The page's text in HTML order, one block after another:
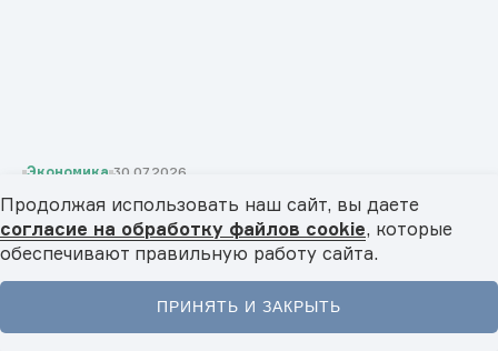
Главная Новости Видео Подкасты Меню
Экономика 30.07.2026
Редкоземельные металлы: ресурс технологического
развития стран БРИКС
Какое значение для экономики стран БРИКС имеют
редкоземельные металлы? Почему их называют «витаминами...
Продолжая использовать наш сайт, вы даете
согласие на обработку файлов cookie, которые
обеспечивают правильную работу сайта.
ПРИНЯТЬ И ЗАКРЫТЬ